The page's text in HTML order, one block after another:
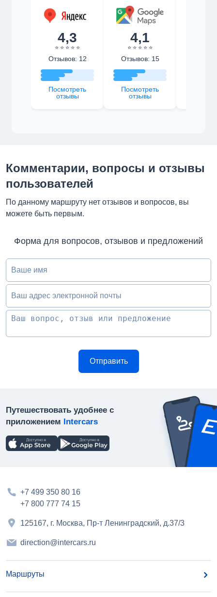
4,3
⭐ ⭐ ⭐ ⭐ ⭐
Отзывов: 12
Посмотреть
отзывы
4,1
⭐ ⭐ ⭐ ⭐ ⭐
Отзывов: 15
Посмотреть
отзывы
Комментарии, вопросы и отзывы
пользователей
По данному маршруту нет отзывов и вопросов, вы
можете быть первым.
Форма для вопросов, отзывов и предложений
Ваше имя
Ваш адрес электронной почты
Путешествовать удобнее с
приложением Intercars
+7 499 350 80 16
+7 800 777 74 15
125167, г. Москва, Пр-т Ленинградский, д.37/3
direction@intercars.ru
Маршруты